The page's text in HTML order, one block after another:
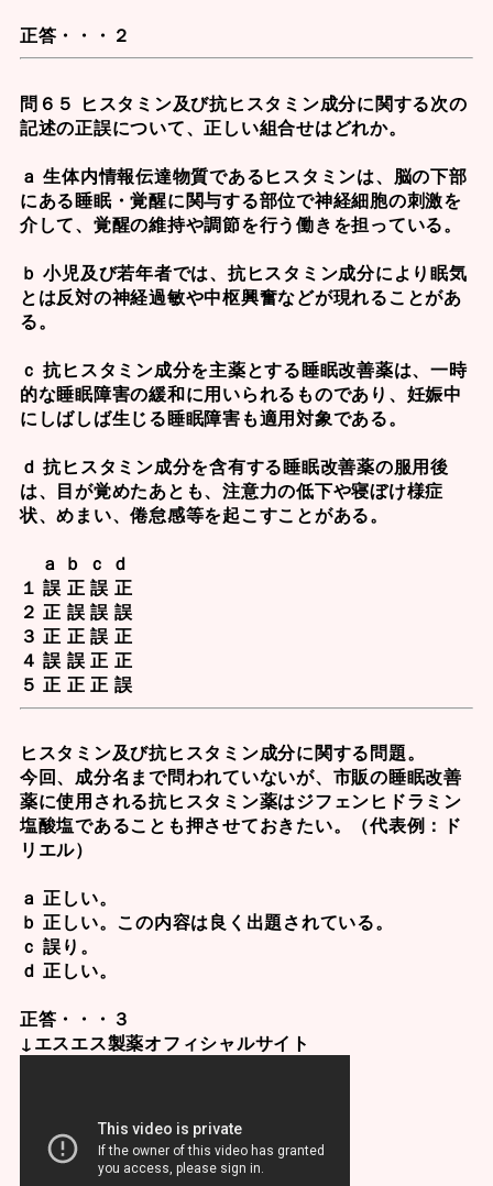
正答・・・２
問６５ ヒスタミン及び抗ヒスタミン成分に関する次の
記述の正誤について、正しい組合せはどれか。
ａ 生体内情報伝達物質であるヒスタミンは、脳の下部
にある睡眠・覚醒に関与する部位で神経細胞の刺激を
介して、覚醒の維持や調節を行う働きを担っている。
ｂ 小児及び若年者では、抗ヒスタミン成分により眠気
とは反対の神経過敏や中枢興奮などが現れることがあ
る。
ｃ 抗ヒスタミン成分を主薬とする睡眠改善薬は、一時
的な睡眠障害の緩和に用いられるものであり、妊娠中
にしばしば生じる睡眠障害も適用対象である。
ｄ 抗ヒスタミン成分を含有する睡眠改善薬の服用後
は、目が覚めたあとも、注意力の低下や寝ぼけ様症
状、めまい、倦怠感等を起こすことがある。
ａ ｂ ｃ ｄ
１ 誤 正 誤 正
２ 正 誤 誤 誤
３ 正 正 誤 正
４ 誤 誤 正 正
５ 正 正 正 誤
ヒスタミン及び抗ヒスタミン成分に関する問題。
今回、成分名まで問われていないが、市販の睡眠改善
薬に使用される抗ヒスタミン薬はジフェンヒドラミン
塩酸塩であることも押させておきたい。（代表例：ド
リエル）
ａ 正しい。
ｂ 正しい。この内容は良く出題されている。
ｃ 誤り。
ｄ 正しい。
正答・・・３
↓エスエス製薬オフィシャルサイト